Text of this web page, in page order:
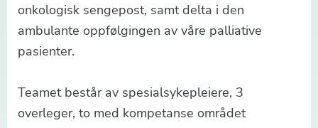
onkologisk sengepost, samt delta i den
ambulante oppfølgingen av våre palliative
pasienter.
Teamet består av spesialsykepleiere, 3
overleger, to med kompetanse området